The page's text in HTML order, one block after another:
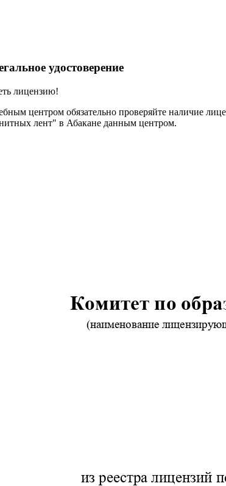
удостоверение
лицензию!
центром обязательно проверяйте наличие
лент" в Абакане данным центром.